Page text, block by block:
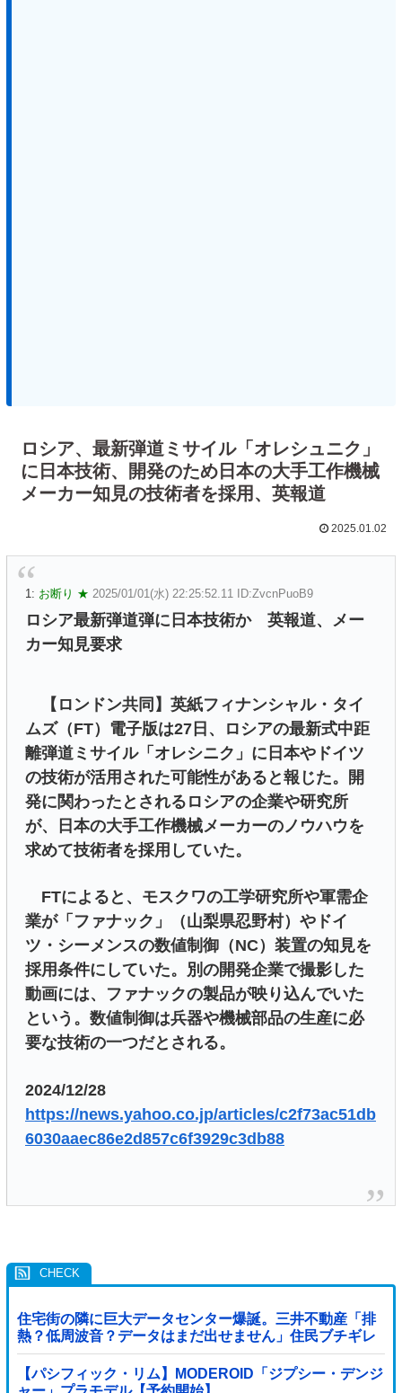
ロシア、最新弾道ミサイル「オレシュニク」
に日本技術、開発のため日本の大手工作機械
メーカー知見の技術者を採用、英報道
2025.01.02
1: お断り ★ 2025/01/01(水) 22:25:52.11 ID:ZvcnPuoB9
ロシア最新弾道弾に日本技術か 英報道、メー
カー知見要求
【ロンドン共同】英紙フィナンシャル・タイ
ムズ（FT）電子版は27日、ロシアの最新式中距
離弾道ミサイル「オレシニク」に日本やドイツ
の技術が活用された可能性があると報じた。開
発に関わったとされるロシアの企業や研究所
が、日本の大手工作機械メーカーのノウハウを
求めて技術者を採用していた。
FTによると、モスクワの工学研究所や軍需企
業が「ファナック」（山梨県忍野村）やドイ
ツ・シーメンスの数値制御（NC）装置の知見を
採用条件にしていた。別の開発企業で撮影した
動画には、ファナックの製品が映り込んでいた
という。数値制御は兵器や機械部品の生産に必
要な技術の一つだとされる。
2024/12/28
https://news.yahoo.co.jp/articles/c2f73ac51db
6030aaec86e2d857c6f3929c3db88
住宅街の隣に巨大データセンター爆誕。三井不動産「排
熱？低周波音？データはまだ出せません」住民ブチギレ
【パシフィック・リム】MODEROID「ジプシー・デンジ